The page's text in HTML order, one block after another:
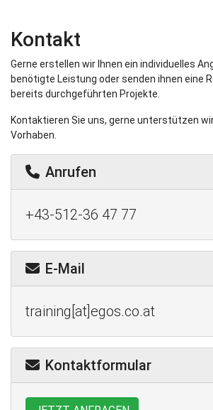
Kontakt
Gerne erstellen wir Ihnen ein individuelles
benötigte Leistung oder senden ihnen eine
bereits durchgeführten Projekte.
Kontaktieren Sie uns, gerne unterstützen
Vorhaben.
Anrufen
+43-512-36 47 77
E-Mail
training[at]egos.co.at
Kontaktformular